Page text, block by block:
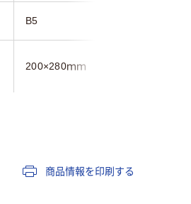
B5
200×280ｍｍ
LDPE（ツルツルタイ
プ）
商品情報を印刷する